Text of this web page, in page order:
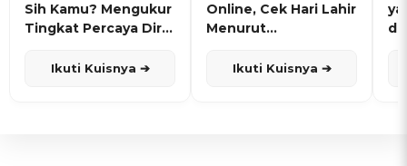
Sih Kamu? Mengukur
Tingkat Percaya Diri
Ikuti Kuisnya ➔
Online, Cek Hari Lahir
Menurut
Ikuti Kuisnya ➔